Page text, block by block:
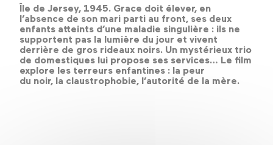
Île de Jersey, 1945. Grace doit élever, en
l’absence de son mari parti au front, ses deux
enfants atteints d’une maladie singulière : ils ne
supportent pas la lumière du jour et vivent
derrière de gros rideaux noirs. Un mystérieux trio
de domestiques lui propose ses services… Le film
explore les terreurs enfantines : la peur
du noir, la claustrophobie, l’autorité de la mère.